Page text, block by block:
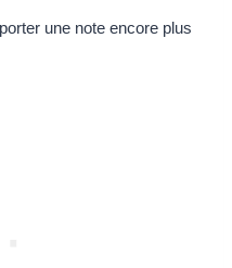
une note encore plus